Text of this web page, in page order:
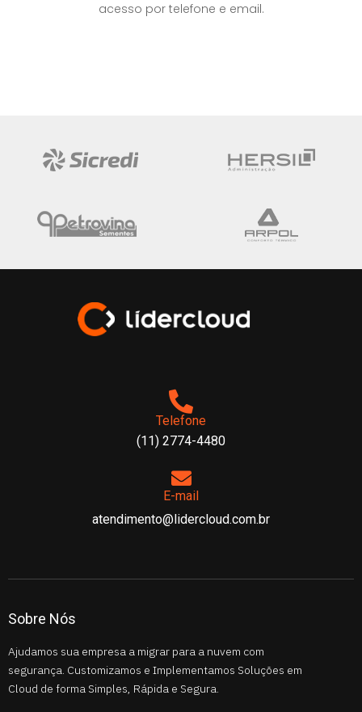
acesso por telefone e email.
Telefone
(11) 2774-4480
E-mail
atendimento@lidercloud.com.br
Sobre Nós
Ajudamos sua empresa a migrar para a nuvem com
segurança. Customizamos e Implementamos Soluções em
Cloud de forma Simples, Rápida e Segura.